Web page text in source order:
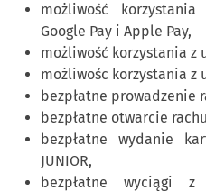
możliwość
Google Pay i Apple Pay,
możliwość korzystania z
możliwośc korzystania z
bezpłatne prowadzenie
bezpłatne otwarcie
bezpłatne wydanie
JUNIOR,
bezpłatne wyciągi